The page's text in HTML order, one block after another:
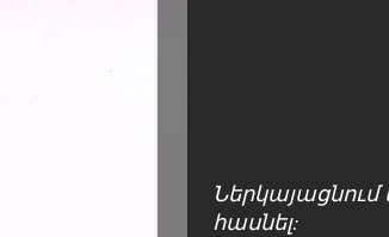
Ներկայացնում
հասնել: